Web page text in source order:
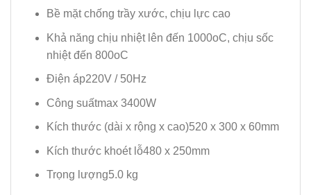
Bề mặt chống trầy xước, chịu lực cao
Khả năng chịu nhiệt lên đến 1000oC, chịu sốc
nhiệt đến 800oC
Điện áp220V / 50Hz
Công suấtmax 3400W
Kích thước (dài x rộng x cao)520 x 300 x 60mm
Kích thước khoét lỗ480 x 250mm
Trọng lượng5.0 kg